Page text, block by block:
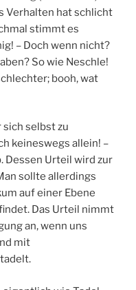
Verhalten hat schlicht
stimmt es
– Doch wenn nicht?
So wie Neschle!
booh, wat
selbst zu
keineswegs allein! –
Dessen Urteil wird zur
sollte allerdings
auf einer Ebene
Das Urteil nimmt
an, wenn uns
mit